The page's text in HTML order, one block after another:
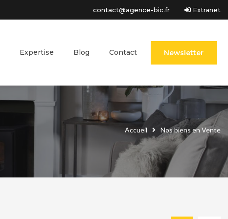
contact@agence-bic.fr Extranet
Expertise Blog Contact Newsletter
Accueil Nos biens en Vente